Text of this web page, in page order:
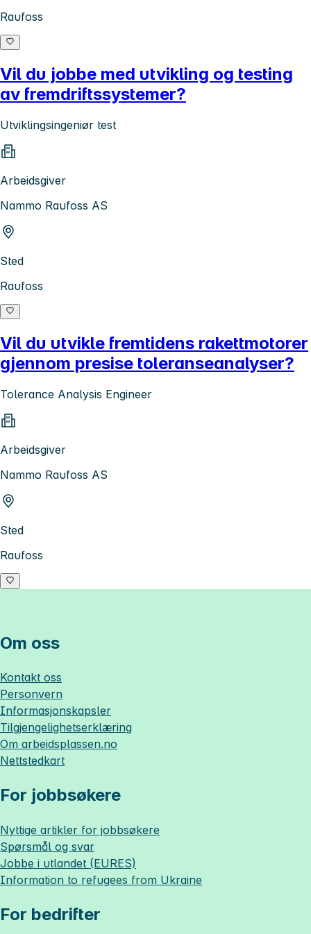
Raufoss
Vil du jobbe med utvikling og testing
av fremdriftssystemer?
Utviklingsingeniør test
Arbeidsgiver
Nammo Raufoss AS
Sted
Raufoss
Vil du utvikle fremtidens rakettmotorer
gjennom presise toleranseanalyser?
Tolerance Analysis Engineer
Arbeidsgiver
Nammo Raufoss AS
Sted
Raufoss
Om oss
Kontakt oss
Personvern
Informasjonskapsler
Tilgjengelighetserklæring
Om arbeidsplassen.no
Nettstedkart
For jobbsøkere
Nyttige artikler for jobbsøkere
Spørsmål og svar
Jobbe i utlandet (EURES)
Information to refugees from Ukraine
For bedrifter